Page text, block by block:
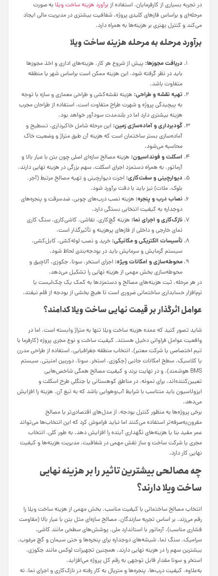
در تجربه بسیاری از کارفرمایان، استفاده از برآورد هزینه ساخت ویلا به صورت
مرحله‌ای و براساس فازهای کلیدی پروژه، شفافیت بیشتری در مدیریت مالی ایجاد
می‌کند و کنترل بهتری بر هزینه‌ها به همراه دارد.
برآورد مرحله‌ به مرحله هزینه ساخت ویلا
دریافت مجوزها: پیش از شروع هر کار، هزینه‌های اداری و اخذ مجوزها
باید در نظر گرفته شود. این هزینه ممکن است براساس شهر یا منطقه
متفاوت باشد.
تهیه نقشه و طراحی: هزینه نقشه‌کشی و طراحی معماری و سازه با توجه
به پیچیدگی پروژه و شهرت طراح متفاوت است. استفاده از طراحان مجرب
هزینه بیشتری دارد اما در بلندمدت سودآور خواهد بود.
گودبرداری و آماده‌سازی زمین: این مرحله شامل خاکبرداری، تسطیح و
آماده‌سازی بستر ساختمان است که هزینه آن طبق متراژ و وضعیت خاک
محاسبه می‌شود.
اسکلت و فونداسیون: هزینه مصالح سازه‌ای اصلی چون بتن با عیار بالا و
آرماتور، به همراه دستمزد اجرای اسکلت، سهم بزرگی در هزینه نهایی دارند.
دیوارچینی و سفت‌کاری: اجرت دیوارچینی و تهیه مصالح مرتبط (آجر،
بلوک، ملات) نیز باید با دقت برآورد شود.
نصاب درب و پنجره: هزینه نصب درب‌های چوبی، ضدسرقت و پنجره‌های
دوجداره به کیفیت انتخابی بستگی دارد.
نازک‌کاری و اجرای نما: هزینه گچ‌کاری، نقاشی، کاشی‌کاری، سنگ کاری
نمای خارجی و داخلی از فازهای پرهزینه و تأثیرگذار است.
تأسیسات الکتریکی و مکانیکی: خرید و نصب لوله‌کشی، کابل‌کشی،
سیستم گرمایش و سرمایش باید در بودجه‌بندی لحاظ شود.
محوطه‌سازی و امکانات ویژه: اجرای استخر، سونا، جکوزی، آلاچیق و
محوطه‌سازی بخش مهمی از هزینه نهایی را تشکیل می‌دهد.
در هر مرحله، ثبت هزینه‌های مصالح و دستمزدها به کمک یک چک‌لیست یا
نرم‌افزار حسابداری ساختمانی ضروری است تا هیچ بخشی از بودجه از قلم نیفتد.
عوامل اثرگذار بر قیمت نهایی ساخت ویلا کدامند؟
شاید تصور کنید که عمده هزینه ساخت ویلا تنها به متراژ وابسته است، اما در
واقعیت عوامل فراوانی دخیل هستند. کیفیت ساخت و نوع مجری پروژه (کارفرما با
تیم اختصاصی یا شرکت معتبر)، انتخاب منطقه جغرافیایی، استفاده از طراحی مدرن
یا کلاسیک، سطح امکانات جانبی (جکوزی، استخر، سونا، دوربین امنیتی، سیستم
BMS هوشمند)، و در نهایت برند و کیفیت مصالح همگی شاخص‌هایی
تعیین‌کننده‌اند. برای نمونه، در مناطق کوهستانی یا جنگلی طرح اسکلت و
ایزولاسیون باید متناسب با شرایط آب‌وهوایی باشد که به تبع آن، هزینه را افزایش
می‌دهد.
برخی پروژه‌ها به منظور کنترل بودجه، از مدل‌های اقتصادی‌تر یا مصالح
مقرون‌به‌صرفه‌تر استفاده می‌کنند اما نباید فراموش کرد که این انتخاب‌ها می‌تواند
عمر مفید بنا یا هزینه‌های نگهداری آینده را افزایش دهد. به طور کلی، انتخاب
مجری یا شرکت ساخت و ساز نقش مهمی در شفافیت، مدیریت هزینه‌ها و کیفیت
نهایی کار دارد.
چه مصالحی بیشترین تاثیر را بر هزینه نهایی
ساخت ویلا دارند؟
انتخاب مصالح ساختمانی با کیفیت مناسب، بخش مهمی از هزینه ساخت ویلا را
رقم می‌زند. بر اساس تجربه سازندگان، مصالح سازه‌ای مثل بتن با عیار بالا (مقاومت
فشاری مناسب)، آرماتور با استاندارد ملی، پوشش‌های سطحی مانند کاشی،
سرامیک، سنگ نما، شیشه‌های دوجداره برای پنجره‌ها و حتی سیمان و گچ مرغوب،
بیشترین سهم را در هزینه نهایی دارند. همچنین تجهیزات لوکس مانند جکوزی،
استخر و سونا مقدار قابل توجهی به رقم کل پروژه می‌افزاید.
به‌علاوه، کیفیت درب‌ها، پنجره‌ها و متریال به کار رفته در نازک‌کاری و اجرای نما، نه